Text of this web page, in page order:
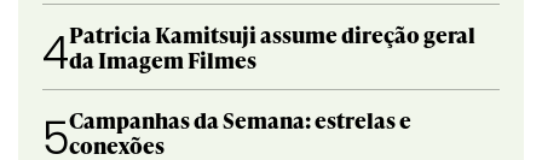
4Patricia Kamitsuji assume direção geral
da Imagem Filmes
5Campanhas da Semana: estrelas e
conexões